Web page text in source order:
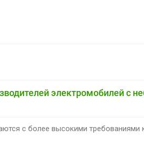
электромобилей с
с более высокими требованиями